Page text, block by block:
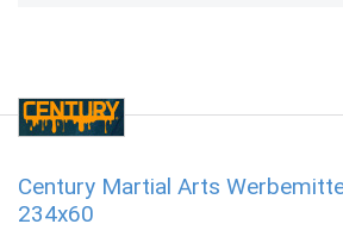
Century Martial Arts
234x60